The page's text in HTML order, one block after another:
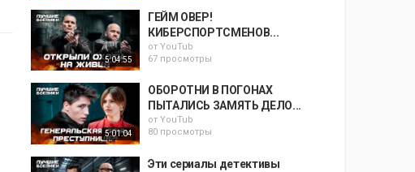
5:04:55
ГЕЙМ ОВЕР!
КИБЕРСПОРТСМЕНОВ...
от YouTub
67 просмотры
5:01:04
ОБОРОТНИ В ПОГОНАХ
ПЫТАЛИСЬ ЗАМЯТЬ ДЕЛО...
от YouTub
80 просмотры
Эти сериалы детективы